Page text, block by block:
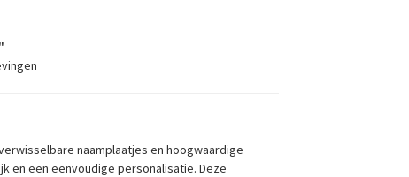
naamplaatjes en hoogwaardige
en een eenvoudige personalisatie. Deze